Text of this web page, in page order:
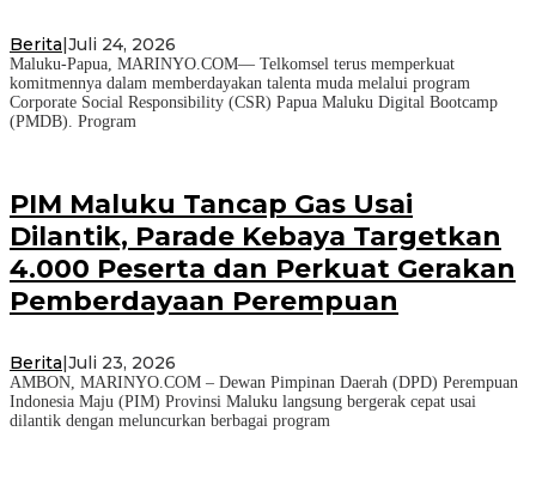
Berita|Juli 24, 2026
Maluku-Papua, MARINYO.COM— Telkomsel terus memperkuat
komitmennya dalam memberdayakan talenta muda melalui program
Corporate Social Responsibility (CSR) Papua Maluku Digital Bootcamp
(PMDB). Program
PIM Maluku Tancap Gas Usai
Dilantik, Parade Kebaya Targetkan
4.000 Peserta dan Perkuat Gerakan
Pemberdayaan Perempuan
Berita Juli 23, 2026
AMBON, MARINYO.COM – Dewan Pimpinan Daerah (DPD) Perempuan
Indonesia Maju (PIM) Provinsi Maluku langsung bergerak cepat usai
dilantik dengan meluncurkan berbagai program